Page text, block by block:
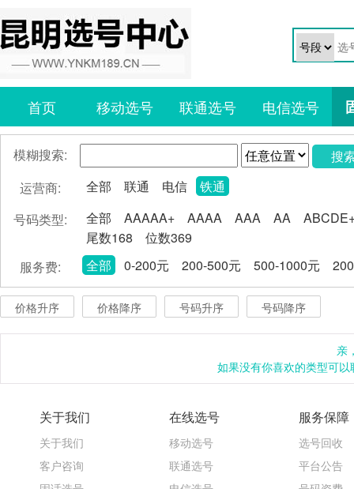
首页 移动选号 联通选号 电信选号
模糊搜索:
搜
运营商:
全部 联通 电信
铁通
号码类型:
全部 AAAAA+ AAAA AAA AA
尾数168
位数369
服务费:
全部 0-200元 200-500元 500-1000元
价格升序 价格降序 号码升序 号码降序
亲
如果没有你喜欢的类型可
关于我们
关于我们
客户咨询
在线选号
移动选号
联通选号
服务保障
选号回收
平台公告